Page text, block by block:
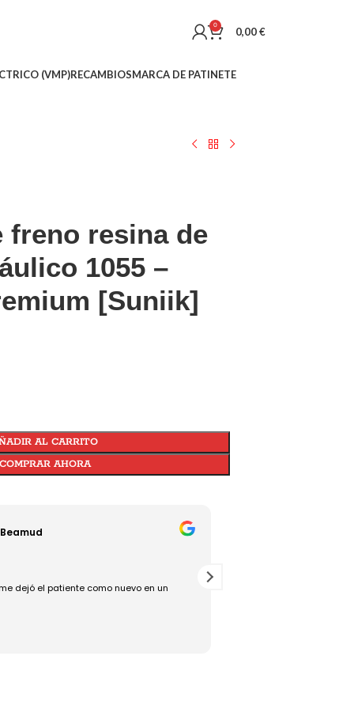
0 0,00€
(VMP)RECAMBIOSMARCA DE PATINETE
freno resina de
1055 –
[Suniik]
dejó el patiente como nuevo en un
AL CARRITO
COMPRAR AHORA